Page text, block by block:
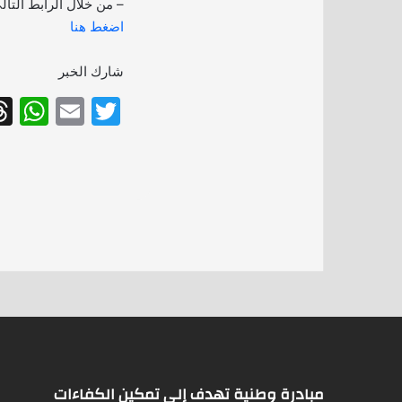
– من خلال الرابط
اضغط هنا
شارك الخبر
T
E
W
مبادرة وطنية تهدف إلى تمكين الكفاءات